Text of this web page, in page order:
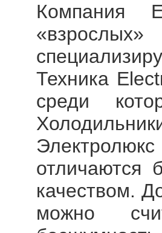
Компания
Техника
среди
отличаются
качеством.
можно